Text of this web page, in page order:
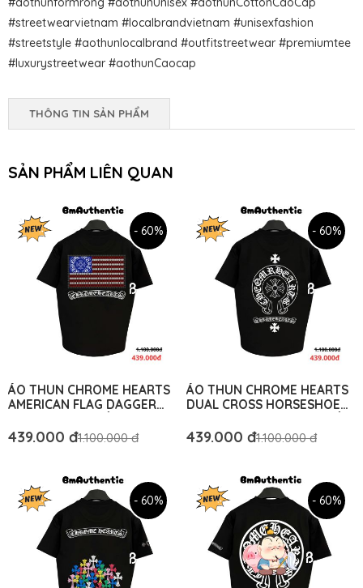
#streetwearvietnam #localbrandvietnam #unisexfashion
#streetstyle #aothunlocalbrand #outfitstreetwear #premiumtee
#luxurystreetwear #aothunCaocap
THÔNG TIN SẢN PHẨM
SẢN PHẨM LIÊN QUAN
- 60%
ÁO THUN CHROME HEARTS
AMERICAN FLAG DAGGER
RỘNG – BM AUTHENTIC
439.000 đ1.100.000 đ
- 60%
ÁO THUN CHROME HEARTS
DUAL CROSS HORSESHOE
FORM RỘNG – BM
AUTHENTIC
439.000 đ1.100.000 đ
- 60% - 60%